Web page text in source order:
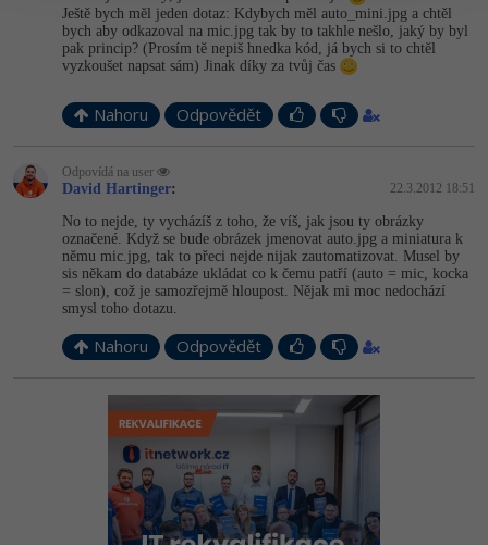
Ještě bych měl jeden dotaz: Kdybych měl auto_mini.jpg a chtěl
bych aby odkazoval na mic.jpg tak by to takhle nešlo, jaký by byl
pak princip? (Prosím tě nepiš hnedka kód, já bych si to chtěl
vyzkoušet napsat sám) Jinak díky za tvůj čas
Nahoru Odpovědět
Odpovídá na user
David Hartinger: 22.3.2012 18:51
No to nejde, ty vycházíš z toho, že víš, jak jsou ty obrázky
označené. Když se bude obrázek jmenovat auto.jpg a miniatura k
němu mic.jpg, tak to přeci nejde nijak zautomatizovat. Musel by
sis někam do databáze ukládat co k čemu patří (auto = mic, kocka
= slon), což je samozřejmě hloupost. Nějak mi moc nedochází
smysl toho dotazu.
Nahoru Odpovědět